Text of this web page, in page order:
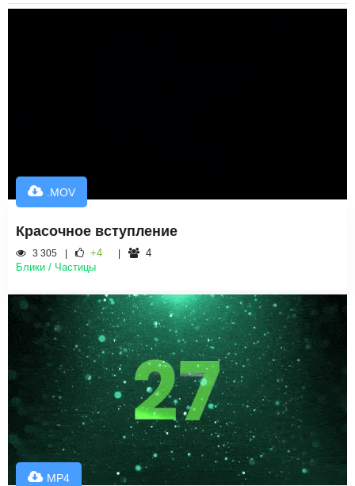
.MOV
Красочное вступление
3 305 +4
4
Блики / Частицы
MP4